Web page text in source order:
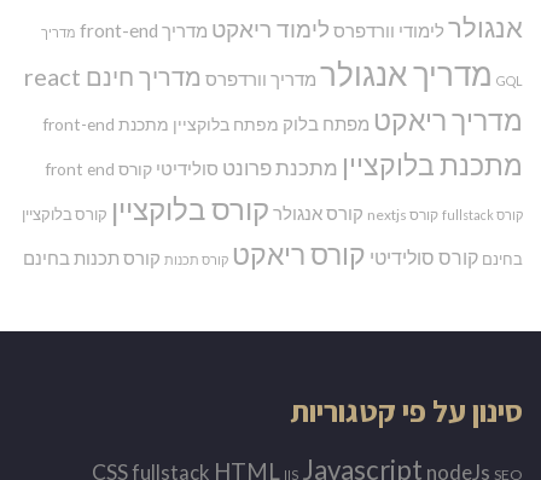
אנגולר לימודי וורדפרס לימוד ריאקט מדריך front-end מדריך
GQL מדריך אנגולר מדריך וורדפרס מדריך חינם react
מדריך ריאקט מפתח בלוק מפתח בלוקציין מתכנת front-end
מתכנת בלוקציין מתכנת פרונט סולידיטי קורס front end
קורס fullstack קורס nextjs קורס אנגולר קורס בלוקציין קורס בלוקציין
בחינם קורס סולידיטי קורס ריאקט קורס תכנות קורס תכנות בחינם
סינון על פי קטגוריות
CSSfullstack HTML IIS Javascript nodeJs SEO